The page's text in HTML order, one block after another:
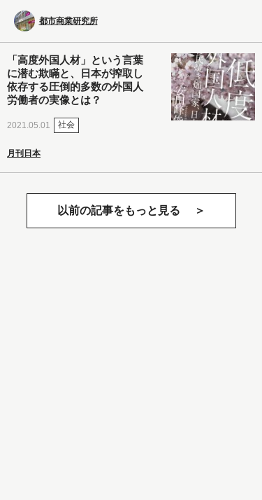
都市商業研究所
「高度外国人材」という言葉
に潜む欺瞞と、日本が搾取し
依存する圧倒的多数の外国人
労働者の実像とは？
2021.05.01 社会
月刊日本
以前の記事をもっと見る